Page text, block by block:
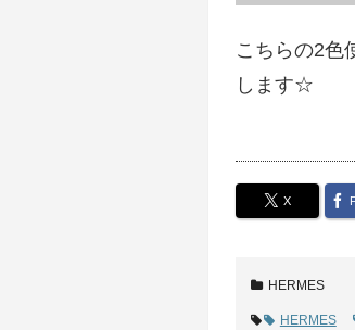
こちらの2色
します☆
X
HERMES
HERMES